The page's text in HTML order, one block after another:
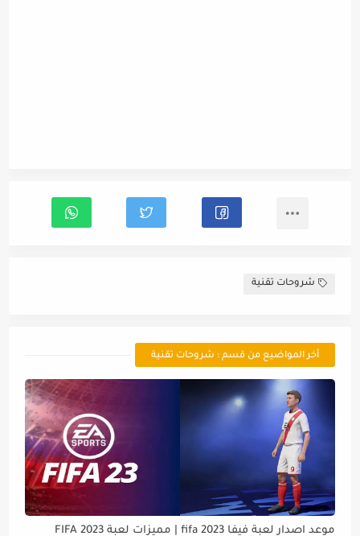
شروحات تقنية
أخر المواضيع من قسم : شروحات تقنية
موعد اصدار لعبة فيفا 2023 fifa | مميزات لعبة FIFA 2023